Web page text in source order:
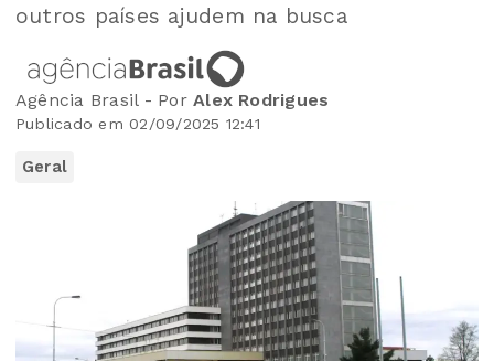
outros países ajudem na busca
Agência Brasil - PorAlex Rodrigues
Publicado em 02/09/2025 12:41
Geral